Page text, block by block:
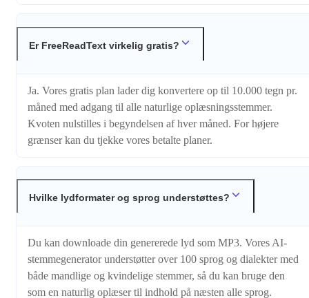
Er FreeReadText virkelig gratis?
Ja. Vores gratis plan lader dig konvertere op til 10.000 tegn pr.
måned med adgang til alle naturlige oplæsningsstemmer.
Kvoten nulstilles i begyndelsen af hver måned. For højere
grænser kan du tjekke vores betalte planer.
Hvilke lydformater og sprog understøttes?
Du kan downloade din genererede lyd som MP3. Vores AI-
stemmegenerator understøtter over 100 sprog og dialekter med
både mandlige og kvindelige stemmer, så du kan bruge den
som en naturlig oplæser til indhold på næsten alle sprog.